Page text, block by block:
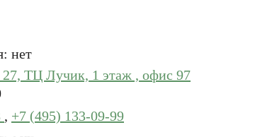
нет
ТЦ Лучик, 1 этаж , офис 97
, +7 (495) 133-09-99